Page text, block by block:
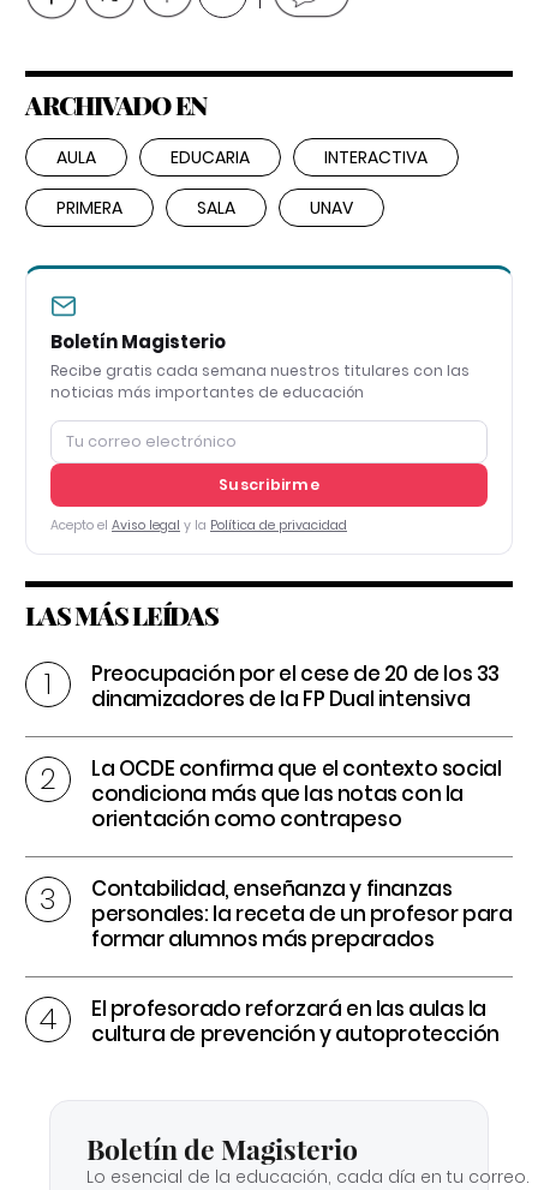
ARCHIVADO EN
AULA EDUCARIA INTERACTIVA
PRIMERA SALA UNAV
Boletín Magisterio
Recibe gratis cada semana nuestros titulares con las
noticias más importantes de educación
Suscribirme
Acepto el Aviso legal y la Política de privacidad
LAS MÁS LEÍDAS
Preocupación por el cese de 20 de los 33
dinamizadores de la FP Dual intensiva
La OCDE confirma que el contexto social
condiciona más que las notas con la
orientación como contrapeso
Contabilidad, enseñanza y finanzas
personales: la receta de un profesor para
formar alumnos más preparados
El profesorado reforzará en las aulas la
cultura de prevención y autoprotección
Boletín de Magisterio
Lo esencial de la educación, cada día en tu correo.